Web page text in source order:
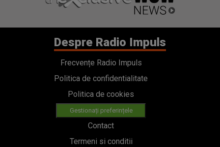
Despre Radio Impuls
Frecvențe Radio Impuls
Politica de confidentialitate
Politica de cookies
Gestionați preferințele
Contact
Termeni si conditii